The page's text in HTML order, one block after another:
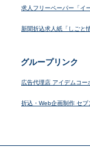
求人フリーペーパー「イ
新聞折込求人紙「しごと
グループリンク
広告代理店 アイデムコー
折込・Web企画制作 セブ